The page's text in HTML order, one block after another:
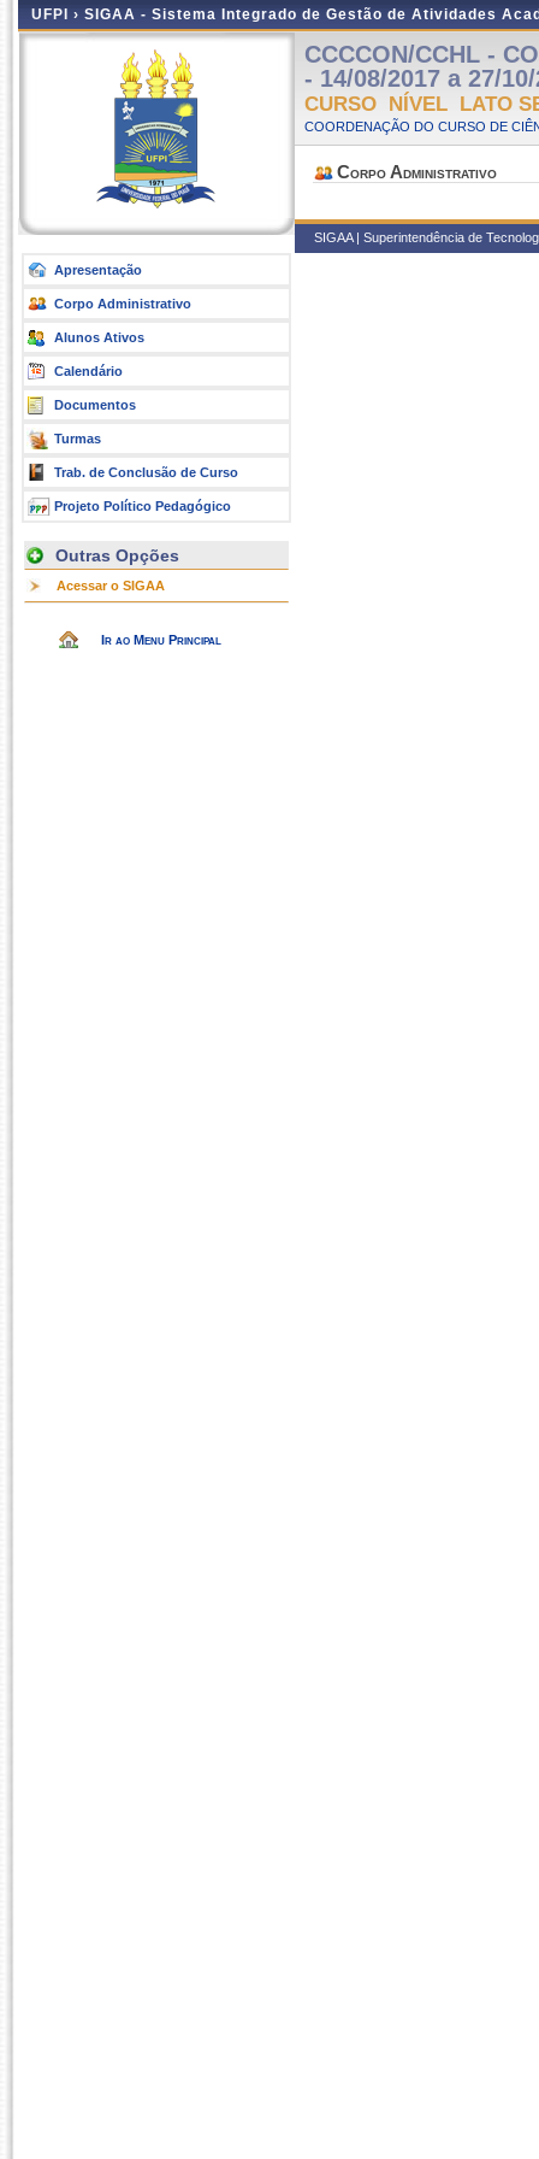
UFPI › SIGAA - Sistema Integrado de Gestão de Atividades
Apresentação
Corpo Administrativo
Alunos Ativos
Calendário
Documentos
Turmas
Trab. de Conclusão de Curso
Projeto Político Pedagógico
Outras Opções
Acessar o SIGAA
Ir ao Menu Principal
CCCCON/CCHL -
- 14/08/2017 a 27/
CURSO NÍVEL LATO
COORDENAÇÃO DO CURSO DE
Corpo Administrativo
SIGAA | Superintendência de